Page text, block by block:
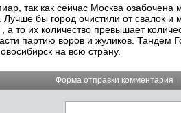
так как сейчас Москва
бы город очистили от свалок
, а то их количество превышает
партию воров и жуликов. Тандем
на всю страну.
Форма отправки комментария